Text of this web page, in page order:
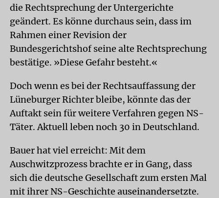
die Rechtsprechung der Untergerichte
geändert. Es könne durchaus sein, dass im
Rahmen einer Revision der
Bundesgerichtshof seine alte Rechtsprechung
bestätige. »Diese Gefahr besteht.«
Doch wenn es bei der Rechtsauffassung der
Lüneburger Richter bleibe, könnte das der
Auftakt sein für weitere Verfahren gegen NS-
Täter. Aktuell leben noch 30 in Deutschland.
Bauer hat viel erreicht: Mit dem
Auschwitzprozess brachte er in Gang, dass
sich die deutsche Gesellschaft zum ersten Mal
mit ihrer NS-Geschichte auseinandersetzte.